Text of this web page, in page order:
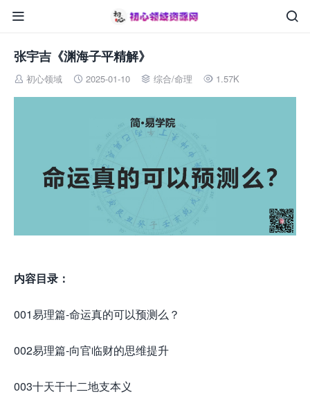


张宇吉《渊海子平精解》
 初心领域  2025-01-10  综合/命理  1.57K
内容目录：
001易理篇-命运真的可以预测么？
002易理篇-向官临财的思维提升
003十天干十二地支本义